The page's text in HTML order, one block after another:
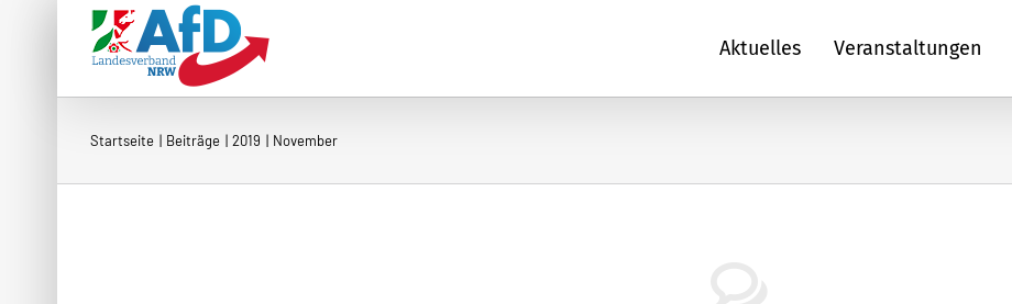
Aktuelles Veranstaltungen
Startseite Beiträge 2019 November